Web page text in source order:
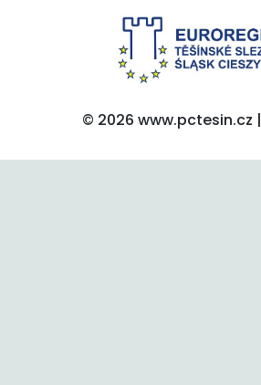
© 2026 www.pctesin.cz |